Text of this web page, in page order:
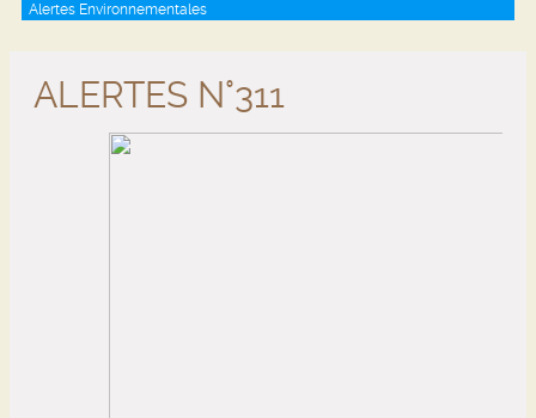
Alertes Environnementales
ALERTES N°311